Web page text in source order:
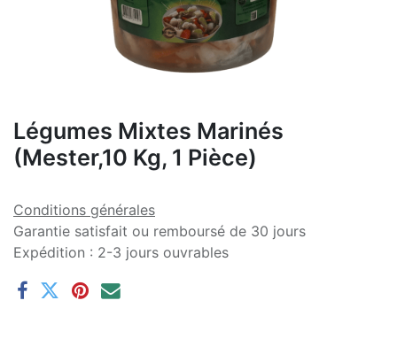
Légumes Mixtes Marinés
(Mester,10 Kg, 1 Pièce)
Conditions générales
Garantie satisfait ou remboursé de 30 jours
Expédition : 2-3 jours ouvrables